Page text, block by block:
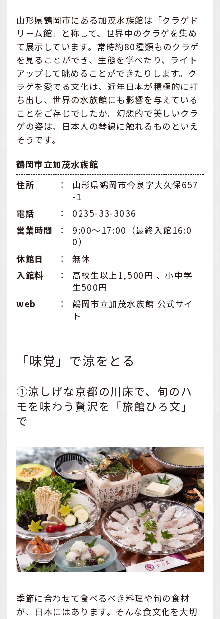
山形県鶴岡市にある加茂水族館は「クラゲド
リーム館」と称して、世界中のクラゲを集め
て展示しています。常時約80種類ものクラゲ
を見ることができ、生態を学べたり、ライト
アップして眺めることができたりします。ク
ラゲを愛でる文化は、近年日本が積極的に打
ち出し、世界の水族館にも影響を与えている
ことをご存じでしたか。幻想的で美しいクラ
ゲの姿は、日本人の琴線に触れるものといえ
そうです。
鶴岡市立加茂水族館
住所
：
山形県鶴岡市今泉字大久保657
-1
電話
：
0235-33-3036
営業時間
：
9:00～17:00（最終入館16:0
0）
休館日
：
無休
入館料
：
高校生以上1,500円 、小中学
生500円
web
：
鶴岡市立加茂水族館 公式サイ
ト
「味覚」で涼をとる
①涼しげな京都の川床で、旬のハ
モを味わう贅沢を「旅館ひろ文」
で
季節に合わせて食べるべき料理や旬の食材
が、日本にはあります。そんな食文化を大切